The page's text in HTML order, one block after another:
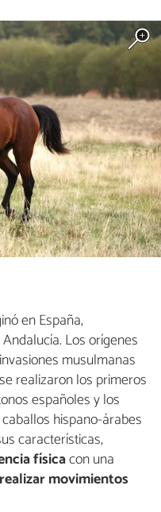
en España,
Los orígenes
musulmanas
realizaron los primeros
españoles y los
hispano-árabes
características,
físicacon una
movimientos